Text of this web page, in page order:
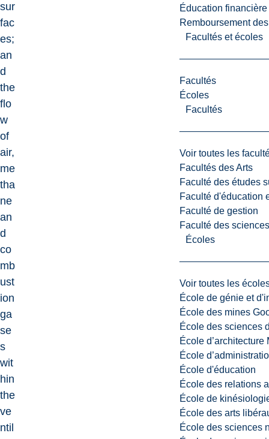
Éducation financière
Remboursement
Facultés et écoles
Facultés
Écoles
Facultés
Voir toutes les
Facultés des Arts
Faculté des études
Faculté d'éducation
Faculté de gestion
Faculté des
Écoles
Voir toutes les
École de génie et
École des mines
École des sciences
École d’architecture
École
École d'éducation
École des relations
École de
École des arts
École des sciences
sur
fac
es;
an
d
the
flo
w
of
air,
me
tha
ne
an
d
co
mb
ust
ion
ga
se
s
wit
hin
the
ve
ntil